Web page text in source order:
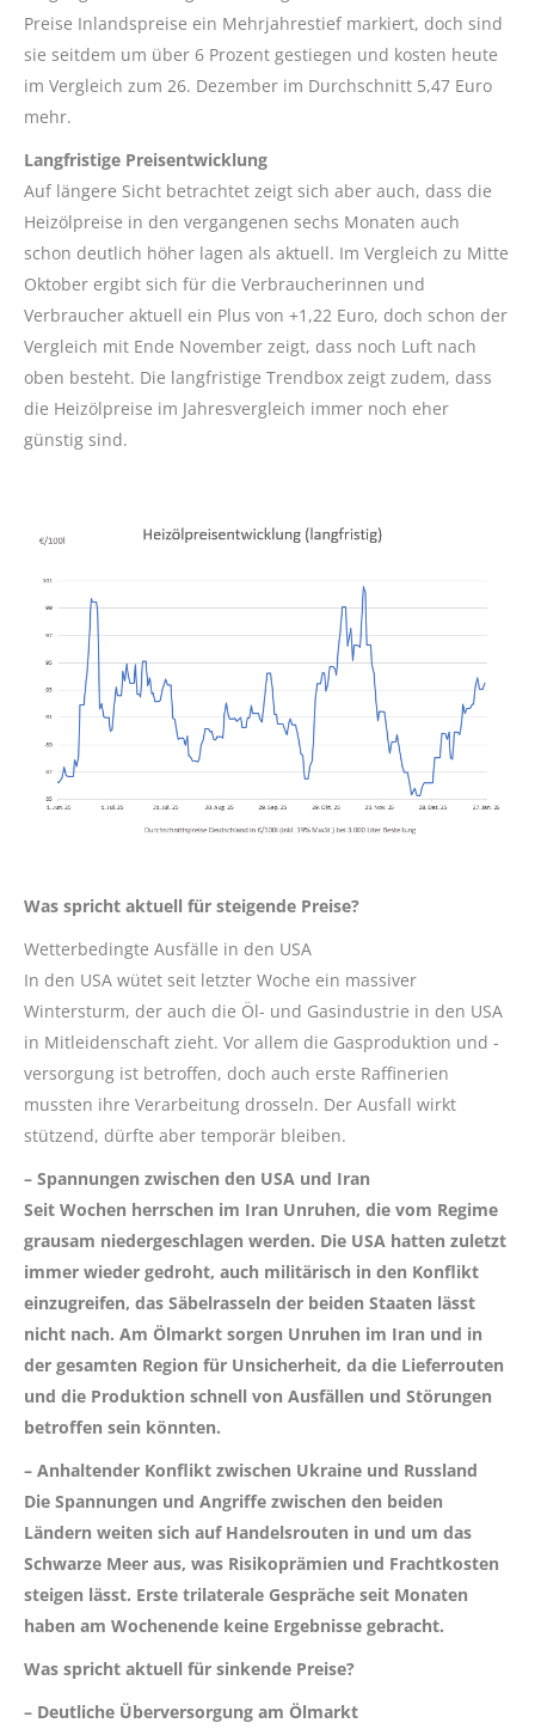
Preise Inlandspreise ein Mehrjahrestief markiert, doch sind
sie seitdem um über 6 Prozent gestiegen und kosten heute
im Vergleich zum 26. Dezember im Durchschnitt 5,47 Euro
mehr.
Langfristige Preisentwicklung
Auf längere Sicht betrachtet zeigt sich aber auch, dass die
Heizölpreise in den vergangenen sechs Monaten auch
schon deutlich höher lagen als aktuell. Im Vergleich zu Mitte
Oktober ergibt sich für die Verbraucherinnen und
Verbraucher aktuell ein Plus von +1,22 Euro, doch schon der
Vergleich mit Ende November zeigt, dass noch Luft nach
oben besteht. Die langfristige Trendbox zeigt zudem, dass
die Heizölpreise im Jahresvergleich immer noch eher
günstig sind.
Was spricht aktuell für steigende Preise?
Wetterbedingte Ausfälle in den USA
In den USA wütet seit letzter Woche ein massiver
Wintersturm, der auch die Öl- und Gasindustrie in den USA
in Mitleidenschaft zieht. Vor allem die Gasproduktion und -
versorgung ist betroffen, doch auch erste Raffinerien
mussten ihre Verarbeitung drosseln. Der Ausfall wirkt
stützend, dürfte aber temporär bleiben.
– Spannungen zwischen den USA und Iran
Seit Wochen herrschen im Iran Unruhen, die vom Regime
grausam niedergeschlagen werden. Die USA hatten zuletzt
immer wieder gedroht, auch militärisch in den Konflikt
einzugreifen, das Säbelrasseln der beiden Staaten lässt
nicht nach. Am Ölmarkt sorgen Unruhen im Iran und in
der gesamten Region für Unsicherheit, da die Lieferrouten
und die Produktion schnell von Ausfällen und Störungen
betroffen sein könnten.
– Anhaltender Konflikt zwischen Ukraine und Russland
Die Spannungen und Angriffe zwischen den beiden
Ländern weiten sich auf Handelsrouten in und um das
Schwarze Meer aus, was Risikoprämien und Frachtkosten
steigen lässt. Erste trilaterale Gespräche seit Monaten
haben am Wochenende keine Ergebnisse gebracht.
Was spricht aktuell für sinkende Preise?
– Deutliche Überversorgung am Ölmarkt